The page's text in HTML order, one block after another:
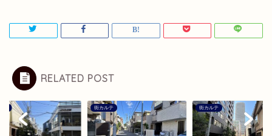
RELATED POST
街カルテ 街カルテ